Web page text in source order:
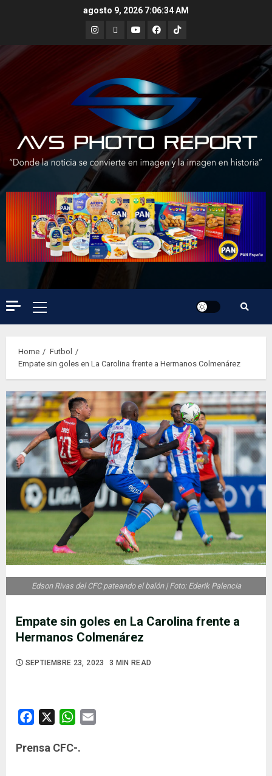
agosto 9, 2026 7:06:35 AM
Instagram
X YoutubeFacebook
TikTok
Primary
Menu
Home
Futbol
Empate sin goles en La Carolina frente a Hermanos Colmenárez
Empate sin goles en La Carolina frente a
Hermanos Colmenárez
SEPTIEMBRE 23, 2023 3 MIN READ
Edson Rivas del CFC pateando el balón | Foto: Ederik Palencia
Facebook WhatsApp
Prensa CFC-.